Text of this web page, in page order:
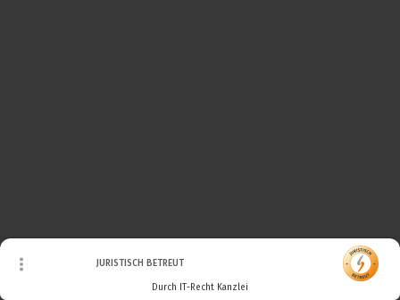
JURISTISCH BETREUT
Durch IT-Recht Kanzlei